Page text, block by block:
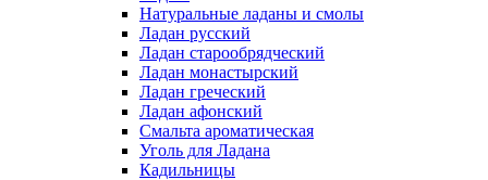
Натуральные ладаны и смолы
Ладан русский
Ладан старообрядческий
Ладан монастырский
Ладан греческий
Ладан афонский
Смальта ароматическая
Уголь для Ладана
Кадильницы